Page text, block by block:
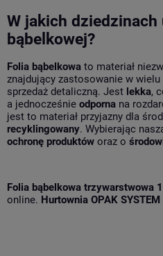
W jakich
bąbelkowej?
Folia bąbelkowa to materiał
znajdujący zastosowanie w
sprzedaż detaliczną. Jest lekka,
a jednocześnie odporna na
jest to materiał przyjazny dla
recyklingowany. Wybierając
ochronę produktów oraz o
Folia bąbelkowa trzywarstwowa
online. Hurtownia OPAK